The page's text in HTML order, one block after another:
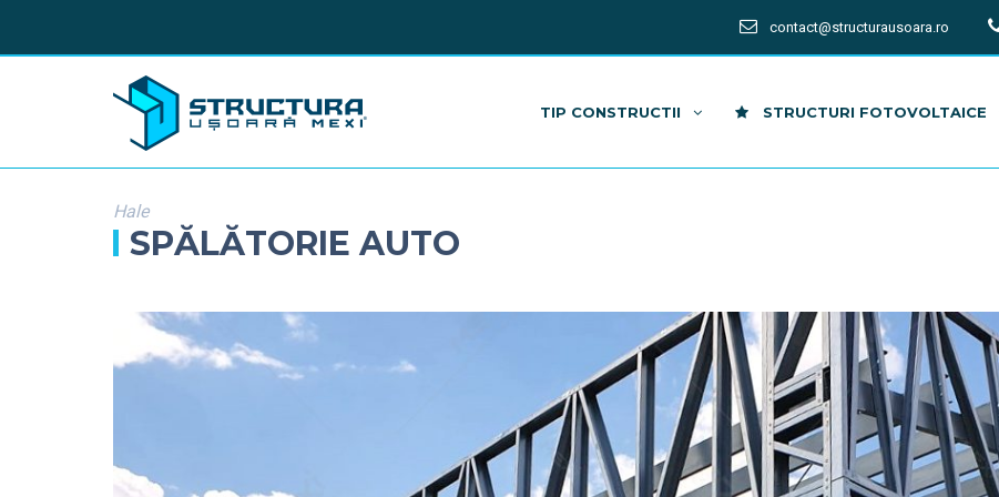
contact@structurausoara.ro
TIP CONSTRUCTII STRUCTURI FOTOVOLTAICE
Hale
SPĂLĂTORIE AUTO